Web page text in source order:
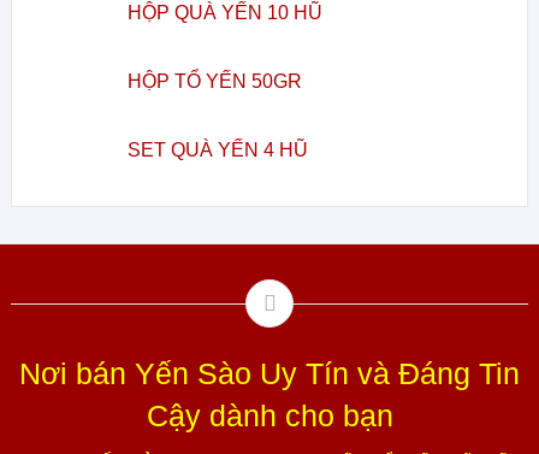
HỘP QUÀ YẾN 10 HŨ
HỘP TỔ YẾN 50GR
SET QUÀ YẾN 4 HŨ
Nơi bán Yến Sào Uy Tín và Đáng Tin
Cậy dành cho bạn